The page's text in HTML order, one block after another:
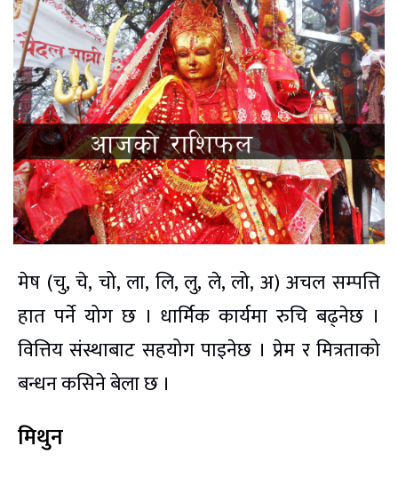
मेष (चु, चे, चो, ला, लि, लु, ले, लो, अ) अचल सम्पत्ति
हात पर्ने योग छ । धार्मिक कार्यमा रुचि बढ्नेछ ।
वित्तिय संस्थाबाट सहयोग पाइनेछ । प्रेम र मित्रताको
बन्धन कसिने बेला छ ।
मिथुन